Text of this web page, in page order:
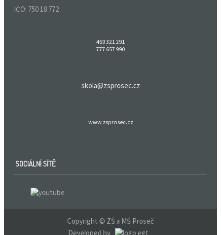
IČO: 750 18 772
469 321 291
777 657 990
skola@zsprosec.cz
www.zsprosec.cz
SOCIÁLNÍ SÍTĚ
Copyright © ZŠ a MŠ Proseč
Developed by